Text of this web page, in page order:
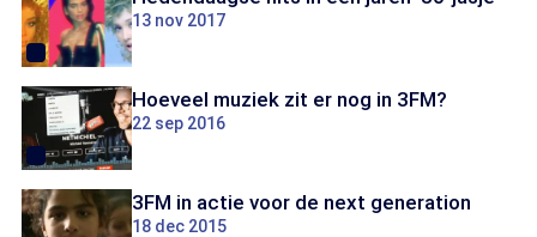
13 nov 2017
Hoeveel muziek zit er nog in 3FM?
22 sep 2016
3FM in actie voor de next generation
18 dec 2015